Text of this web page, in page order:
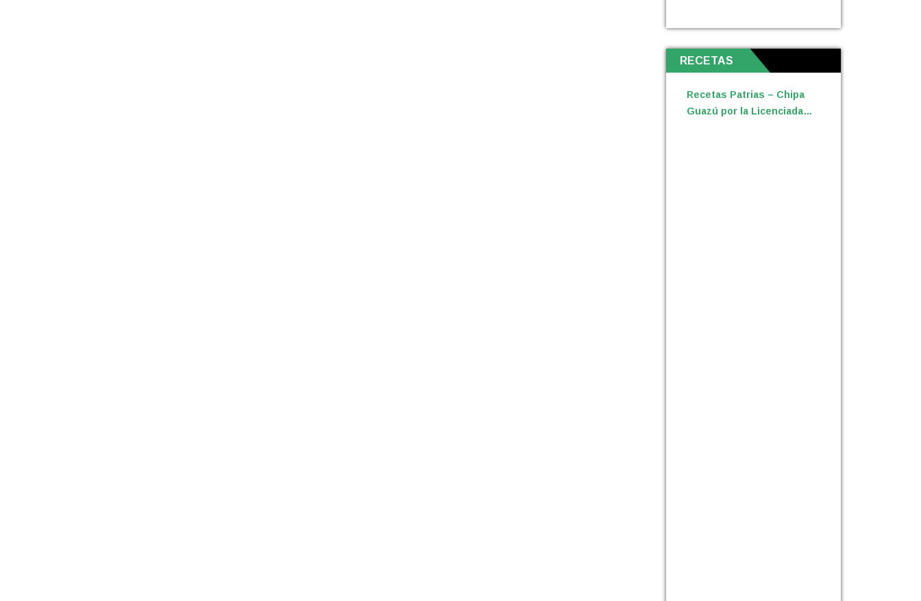
RECETAS
Recetas Patrias – Chipa
Guazú por la Licenciada